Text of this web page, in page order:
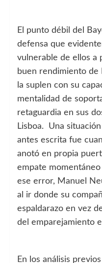
El punto débil del
defensa que
vulnerable de ellos a
buen rendimiento de
la suplen con su
mentalidad de
retaguardia en sus
Lisboa. Una
antes escrita fue
anotó en propia
empate
ese error, Manuel
al ir donde su
espaldarazo en vez
del emparejamiento
En los análisis